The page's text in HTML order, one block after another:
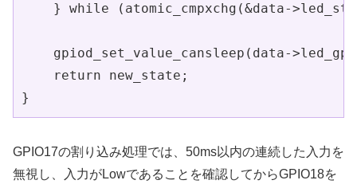
} while (atomic_cmpxchg(&data-
gpiod_set_value_cansleep(data-
    return new_state;
}
GPIO17の割り込み処理では、50ms以内の連続した入力を
無視し、入力がLowであることを確認してからGPIO18を